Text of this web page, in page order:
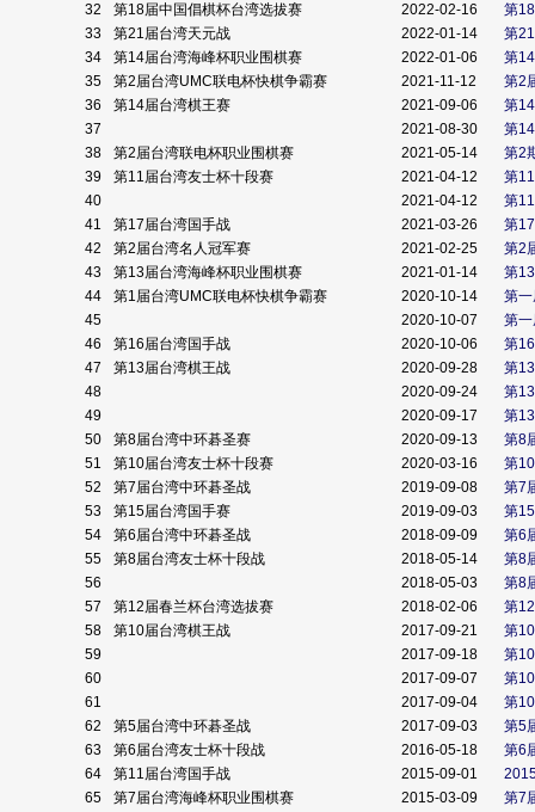
32
第18届中国倡棋杯台湾选拔赛 2022-02-16
第
33
第21届台湾天元战 2022-01-14
第
34
第14届台湾海峰杯职业围棋赛 2022-01-06
第
35
第2届台湾UMC联电杯快棋争霸赛 2021-11-12
第2
36
第14届台湾棋王赛 2021-09-06
第
37
2021-08-30
第
38
第2届台湾联电杯职业围棋赛 2021-05-14
第2
39
第11届台湾友士杯十段赛 2021-04-12
第
40
2021-04-12
第
41
第17届台湾国手战 2021-03-26
第
42
第2届台湾名人冠军赛 2021-02-25
第2
43
第13届台湾海峰杯职业围棋赛 2021-01-14
第
44
第1届台湾UMC联电杯快棋争霸赛 2020-10-14
第
45
2020-10-07
第
46
第16届台湾国手战 2020-10-06
第
47
第13届台湾棋王战 2020-09-28
第
48
2020-09-24
第
49
2020-09-17
第
50
第8届台湾中环碁圣赛 2020-09-13
第8
51
第10届台湾友士杯十段赛 2020-03-16
第
52
第7届台湾中环碁圣战 2019-09-08
第7
53
第15届台湾国手赛 2019-09-03
第
54
第6届台湾中环碁圣战 2018-09-09
第6
55
第8届台湾友士杯十段战 2018-05-14
第8
56
2018-05-03
第8
57
第12届春兰杯台湾选拔赛 2018-02-06
第
58
第10届台湾棋王战 2017-09-21
第
59
2017-09-18
第
60
2017-09-07
第
61
2017-09-04
第
62
第5届台湾中环碁圣战 2017-09-03
第5
63
第6届台湾友士杯十段战 2016-05-18
第6
64
第11届台湾国手战 2015-09-01
65
第7届台湾海峰杯职业围棋赛 2015-03-09
第7